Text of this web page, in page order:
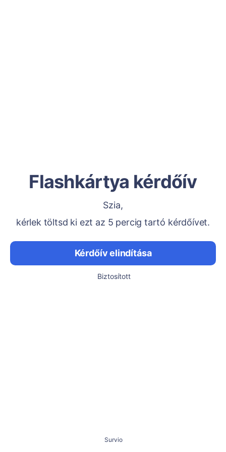
Flashkártya kérdőív
Szia,
kérlek töltsd ki ezt az 5 percig tartó kérdőívet.
Kérdőív elindítása
Biztosított
Survio